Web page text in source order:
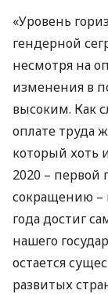
«Уровень
гендерной
несмотря на
изменения в
высоким. Как
оплате труда
который хоть
2020 –
сокращению –
года достиг
нашего
остается
развитых